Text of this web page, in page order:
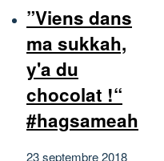
”Viens dans
ma sukkah,
y'a du
chocolat !“
#hagsameah
23 septembre 2018